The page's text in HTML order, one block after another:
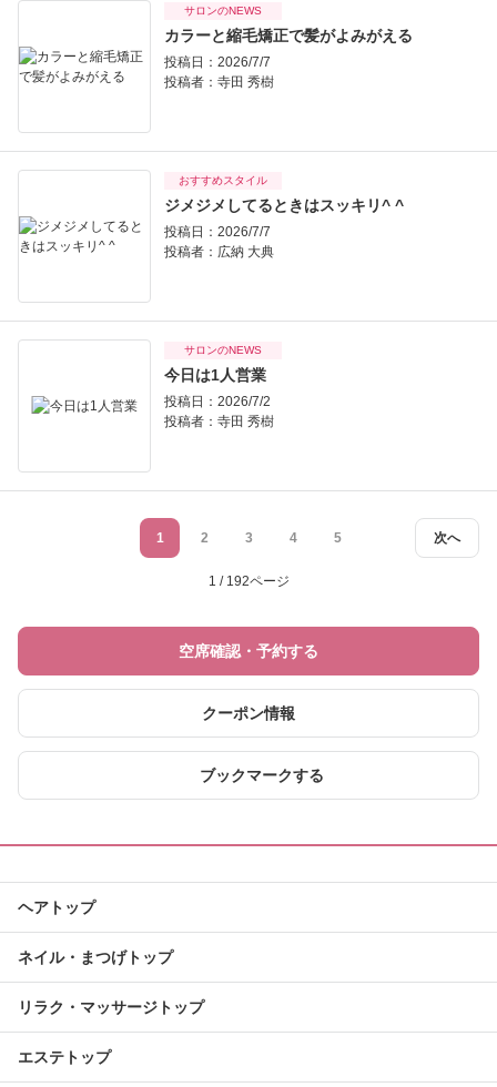
サロンのNEWS
カラーと縮毛矯正で髪がよみがえる
投稿日：2026/7/7
投稿者： 寺田 秀樹
おすすめスタイル
ジメジメしてるときはスッキリ^ ^
投稿日：2026/7/7
投稿者： 広納 大典
サロンのNEWS
今日は1人営業
投稿日：2026/7/2
投稿者： 寺田 秀樹
次へ
1 2 3 4 5
1 / 192ページ
空席確認・予約する
クーポン情報
ブックマークする
ヘアトップ
ネイル・まつげトップ
リラク・マッサージトップ
エステトップ